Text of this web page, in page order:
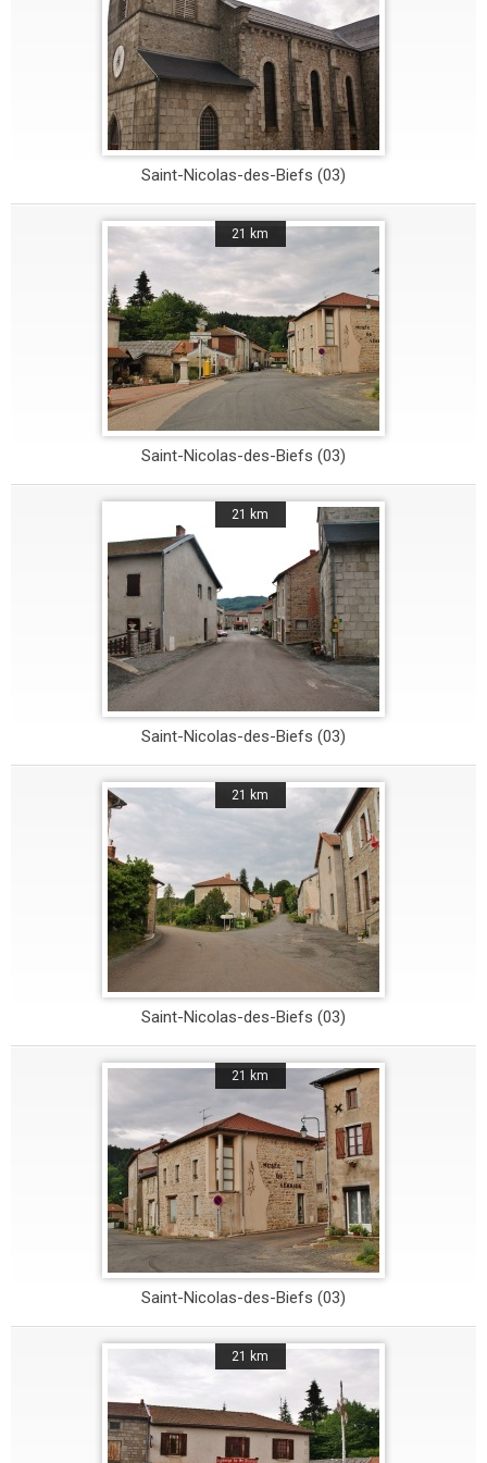
Saint-Nicolas-des-Biefs (03)
21 km
Saint-Nicolas-des-Biefs (03)
21 km
Saint-Nicolas-des-Biefs (03)
21 km
Saint-Nicolas-des-Biefs (03)
21 km
Saint-Nicolas-des-Biefs (03)
21 km